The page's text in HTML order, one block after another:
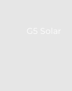
G5 Solar